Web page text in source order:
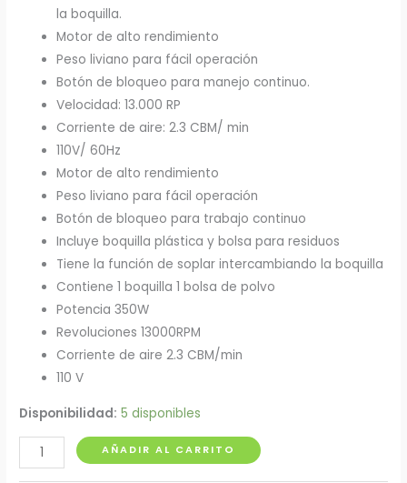
la boquilla.
Motor de alto rendimiento
Peso liviano para fácil operación
Botón de bloqueo para manejo continuo.
Velocidad: 13.000 RP
Corriente de aire: 2.3 CBM/ min
110V/ 60Hz
Motor de alto rendimiento
Peso liviano para fácil operación
Botón de bloqueo para trabajo continuo
Incluye boquilla plástica y bolsa para residuos
Tiene la función de soplar intercambiando la boquilla
Contiene 1 boquilla 1 bolsa de polvo
Potencia 350W
Revoluciones 13000RPM
Corriente de aire 2.3 CBM/min
110 V
Disponibilidad: 5 disponibles
Sopladora
350W
AÑADIR AL CARRITO